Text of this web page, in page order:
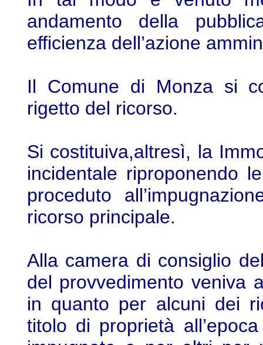
andamento della
efficienza dell’azione
Il Comune di Monza si
rigetto del ricorso.
Si costituiva,altresì, la
incidentale riproponendo
proceduto
ricorso principale.
Alla camera di consiglio
del provvedimento veniva
in quanto per alcuni dei
titolo di proprietà